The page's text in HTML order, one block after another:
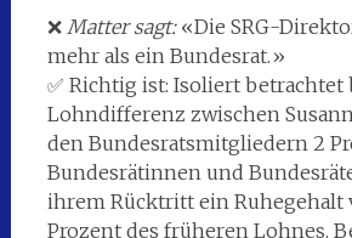
❌ Matter sagt:«Die SRG-
mehr als ein Bundesrat.»
✅ Richtig ist: Isoliert betrachtet
Lohndifferenz zwischen
den Bundesratsmitgliedern 2
Bundesrätinnen und
ihrem Rücktritt ein Ruhegehalt
Prozent des früheren Lohnes.